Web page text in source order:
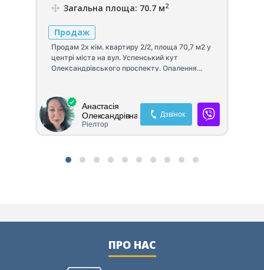
Загальна площа: 70.7 м2
Продаж
Продам 2х кім. квартиру 2/2, площа 70,7 м2 у
центрі міста на вул. Успенський кут
Олександрівського проспекту. Опалення
на кодовому замку. Квартира дворова, тиха
та затишна!Анастасія
Олександрівна
Ріелтор
Дзвінок
ПРО НАС